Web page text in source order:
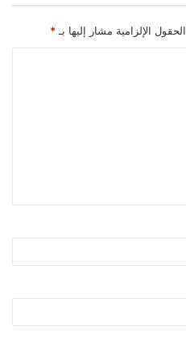
الحقول الإلزامية مشار إليها بـ *